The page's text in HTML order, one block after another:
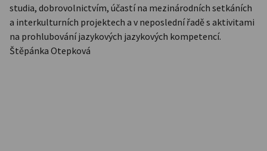
studia, dobrovolnictvím, účastí na mezinárodních setkáních
a interkulturních projektech a v neposlední řadě s aktivitami
na prohlubování jazykových jazykových kompetencí.
Štěpánka Otepková